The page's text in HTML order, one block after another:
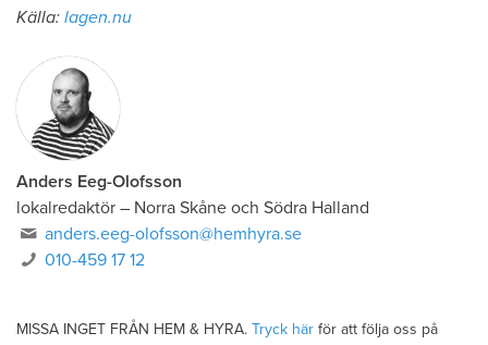
Källa: lagen.nu
Anders Eeg-Olofsson
lokalredaktör – Norra Skåne och Södra Halland
anders.eeg-olofsson@hemhyra.se
010-459 17 12
MISSA INGET FRÅN HEM & HYRA. Tryck här för att följa oss på